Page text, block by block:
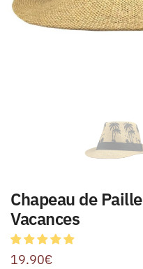
Chapeau de Paille
Vacances
19.90€